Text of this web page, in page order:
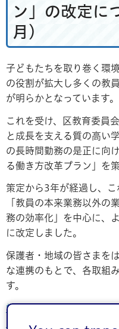
ン」の改定に
月）
子どもたちを取り巻く環
の役割が拡大し多くの教
が明らかとなっています。
これを受け、区教育委員
と成長を支える質の高い
の長時間勤務の是正に向
る働き方改革プラン」を
策定から3年が経過し、こ
「教員の本来業務以外の
務の効率化」を中心に、
に改定しました。
保護者・地域の皆さまを
な連携のもとで、各取組
す。
学校における働き方改革